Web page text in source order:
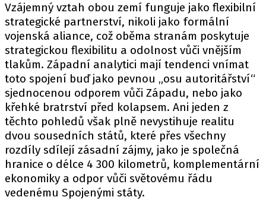
Vzájemný vztah obou zemí funguje jako flexibilní
strategické partnerství, nikoli jako formální
vojenská aliance, což oběma stranám poskytuje
strategickou flexibilitu a odolnost vůči vnějším
tlakům. Západní analytici mají tendenci vnímat
toto spojení buď jako pevnou „osu autoritářství“
sjednocenou odporem vůči Západu, nebo jako
křehké bratrství před kolapsem. Ani jeden z
těchto pohledů však plně nevystihuje realitu
dvou sousedních států, které přes všechny
rozdíly sdílejí zásadní zájmy, jako je společná
hranice o délce 4 300 kilometrů, komplementární
ekonomiky a odpor vůči světovému řádu
vedenému Spojenými státy.